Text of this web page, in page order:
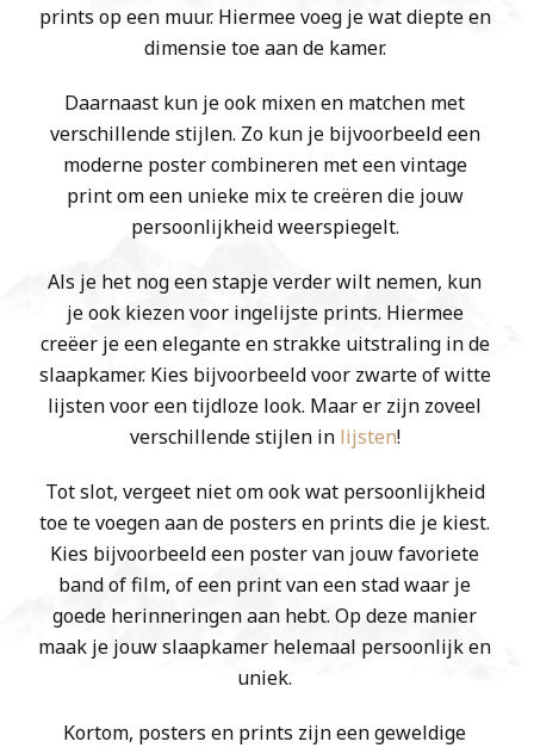
prints op een muur. Hiermee voeg je wat diepte en
dimensie toe aan de kamer.
Daarnaast kun je ook mixen en matchen met
verschillende stijlen. Zo kun je bijvoorbeeld een
moderne poster combineren met een vintage
print om een unieke mix te creëren die jouw
persoonlijkheid weerspiegelt.
Als je het nog een stapje verder wilt nemen, kun
je ook kiezen voor ingelijste prints. Hiermee
creëer je een elegante en strakke uitstraling in de
slaapkamer. Kies bijvoorbeeld voor zwarte of witte
lijsten voor een tijdloze look. Maar er zijn zoveel
verschillende stijlen in lijsten!
Tot slot, vergeet niet om ook wat persoonlijkheid
toe te voegen aan de posters en prints die je kiest.
Kies bijvoorbeeld een poster van jouw favoriete
band of film, of een print van een stad waar je
goede herinneringen aan hebt. Op deze manier
maak je jouw slaapkamer helemaal persoonlijk en
uniek.
Kortom, posters en prints zijn een geweldige